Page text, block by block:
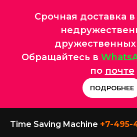
Срочная доставка
дружественных
Обращайтесь в
по почте
ПОДРОБНЕЕ
Time Saving Machine +7-495-